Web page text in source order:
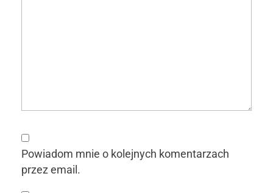
Powiadom mnie o kolejnych komentarzach
przez email.